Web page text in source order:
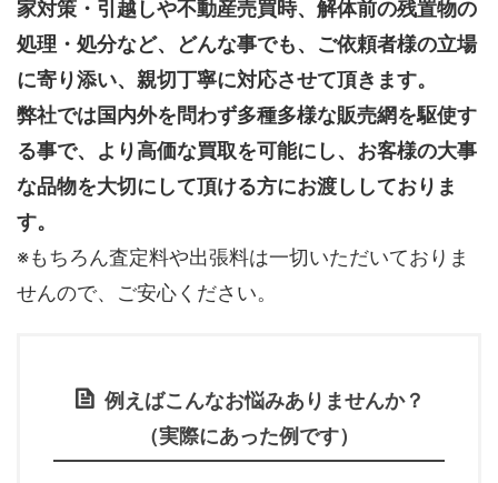
家対策・引越しや不動産売買時、解体前の残置物の
処理・処分など、どんな事でも、 ご依頼者様の立場
に寄り添い、親切丁寧に対応させて頂きます。
弊社では国内外を問わず多種多様な販売網を駆使す
る事で、より高価な買取を可能にし、お客様の大事
な品物を大切にして頂ける方にお渡ししておりま
す。
※もちろん査定料や出張料は一切いただいておりま
せんので、ご安心ください。
例えばこんなお悩みありませんか？
（実際にあった例です）